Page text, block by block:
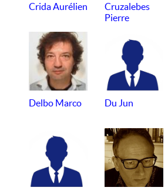
Crida Aurélien
Cruzalebes
Pierre
Delbo Marco Du Jun